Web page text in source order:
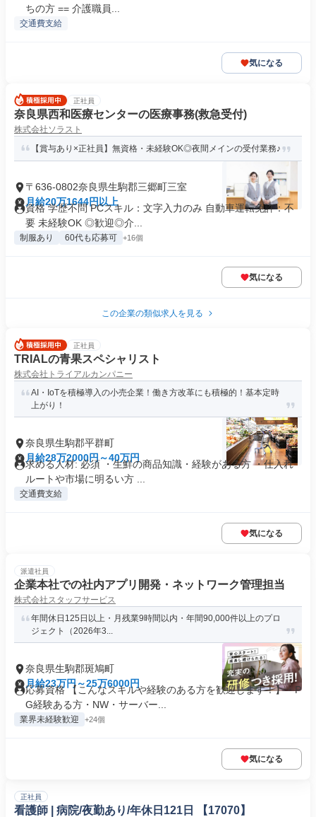
ちの方 == 介護職員...
交通費支給
気になる
正社員
奈良県西和医療センターの医療事務(救急受付)
株式会社ソラスト
【賞与あり×正社員】無資格・未経験OK◎夜間メインの受付業務♪
〒636-0802奈良県生駒郡三郷町三室
月給20万1644円以上
資格 学歴不問 PCスキル：文字入力のみ 自動車運転免許：不
要 未経験OK ◎歓迎◎介...
制服あり 60代も応募可 +16個
気になる
この企業の類似求人を見る
正社員
TRIALの青果スペシャリスト
株式会社トライアルカンパニー
AI・IoTを積極導入の小売企業！働き方改革にも積極的！基本定時
上がり！
奈良県生駒郡平群町
月給28万2000円～40万円
求める人材: 必須 ・生鮮の商品知識・経験がある方 ・仕入れ
ルートや市場に明るい方 ...
交通費支給
気になる
派遣社員
企業本社での社内アプリ開発・ネットワーク管理担当
株式会社スタッフサービス
年間休日125日以上・月残業9時間以内・年間90,000件以上のプロ
ジェクト（2026年3...
奈良県生駒郡斑鳩町
月給23万円～25万6000円
応募資格 【こんなスキルや経験のある方を歓迎します！】・P
G経験ある方・NW・サーバー...
業界未経験歓迎 +24個
気になる
正社員
看護師 | 病院/夜勤あり/年休日121日 【17070】